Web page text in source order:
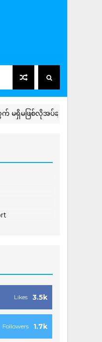
လိုအပ်ချက်ဖြစ်ကြောင်း ရှမ်းပ
3.5k
Likes
1.7k
Followers